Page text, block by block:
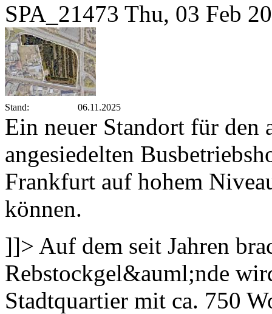
SPA_21473 Thu, 03 Feb
Stand: 06.11.2025
Ein neuer Standort für den
angesiedelten
Frankfurt auf hohem
können.
]]> Auf dem seit Jahren
Rebstockgel&auml;nde
Stadtquartier mit ca. 750